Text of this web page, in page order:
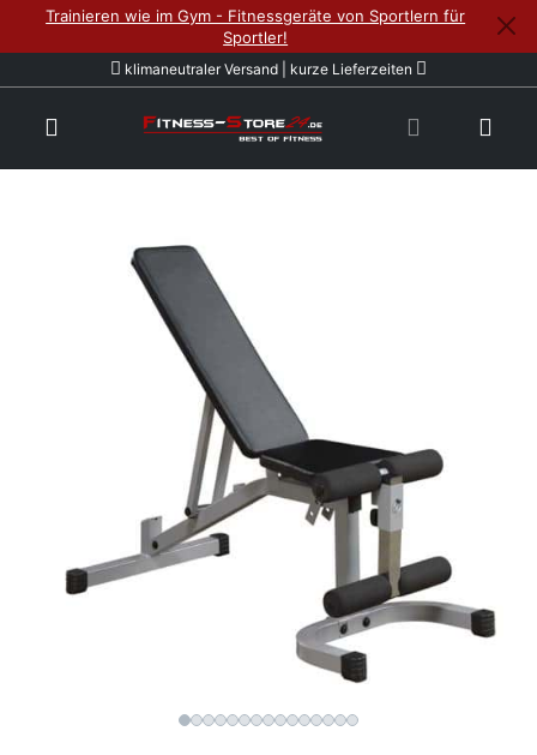
Trainieren wie im Gym - Fitnessgeräte von Sportlern für
Sportler!
klimaneutraler Versand | kurze Lieferzeiten